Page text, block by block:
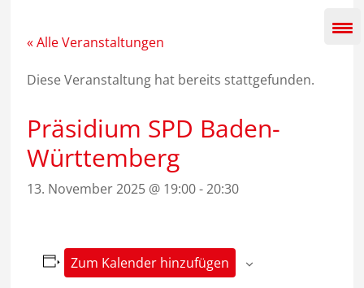
springen« Alle Veranstaltungen
Diese Veranstaltung hat bereits stattgefunden.
Präsidium SPD Baden-
Württemberg
13. November 2025 @ 19:00-20:30
Zum Kalender hinzufügen